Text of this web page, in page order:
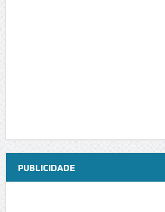
PUBLICIDADE